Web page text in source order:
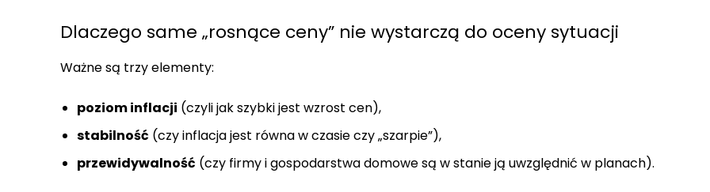
Dlaczego same „rosnące ceny” nie wystarczą do oceny sytuacji
Ważne są trzy elementy:
poziom inflacji (czyli jak szybki jest wzrost cen),
stabilność (czy inflacja jest równa w czasie czy „szarpie”),
przewidywalność (czy firmy i gospodarstwa domowe są w stanie ją uwzględnić w planach).